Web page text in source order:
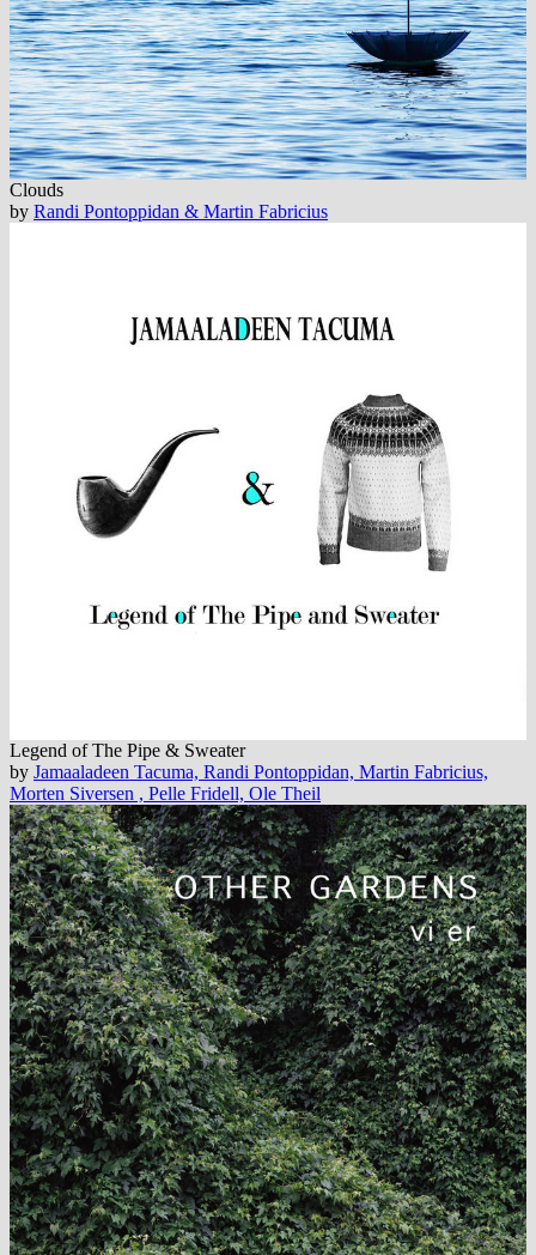
Clouds
by Randi Pontoppidan & Martin Fabricius
Legend of The Pipe & Sweater
by Jamaaladeen Tacuma, Randi Pontoppidan, Martin Fabricius,
Morten Siversen , Pelle Fridell, Ole Theil